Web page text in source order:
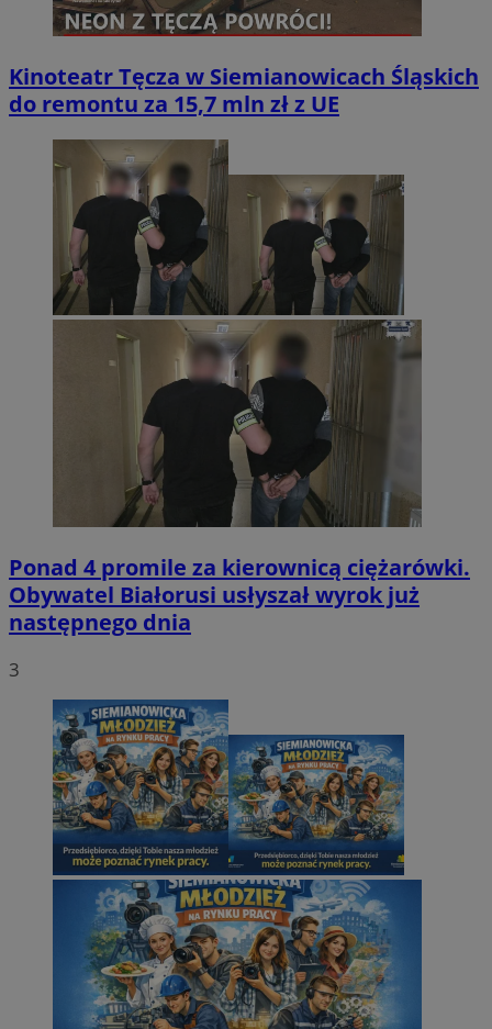
Kinoteatr Tęcza w Siemianowicach Śląskich
do remontu za 15,7 mln zł z UE
Ponad 4 promile za kierownicą ciężarówki.
Obywatel Białorusi usłyszał wyrok już
następnego dnia
3